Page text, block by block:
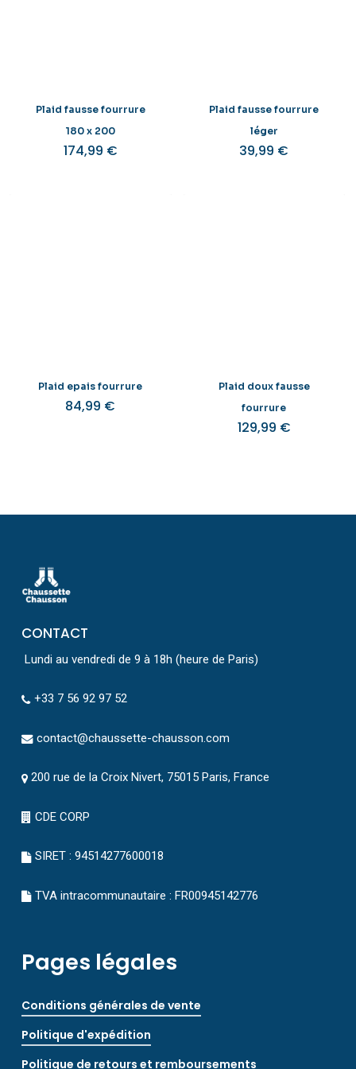
Plaid fausse fourrure
180 x 200
174,99 €
Plaid fausse fourrure
léger
39,99 €
Plaid epais fourrure
84,99 €
Plaid doux fausse
fourrure
129,99 €
CONTACT
Lundi au vendredi de 9 à 18h (heure de Paris)
+33 7 56 92 97 52
contact@chaussette-chausson.com
200 rue de la Croix Nivert, 75015 Paris, France
CDE CORP
SIRET : 94514277600018
TVA intracommunautaire : FR00945142776
Pages légales
Conditions générales de vente
Politique d'expédition
Politique de retours et remboursements